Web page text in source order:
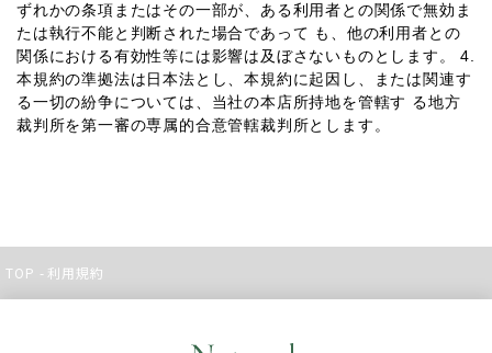
ずれかの条項またはその一部が、ある利用者との関係で無効ま
たは執行不能と判断された場合であって も、他の利用者との
関係における有効性等には影響は及ぼさないものとします。 4.
本規約の準拠法は日本法とし、本規約に起因し、または関連す
る一切の紛争については、当社の本店所持地を管轄す る地方
裁判所を第一審の専属的合意管轄裁判所とします。
TOP 利用規約